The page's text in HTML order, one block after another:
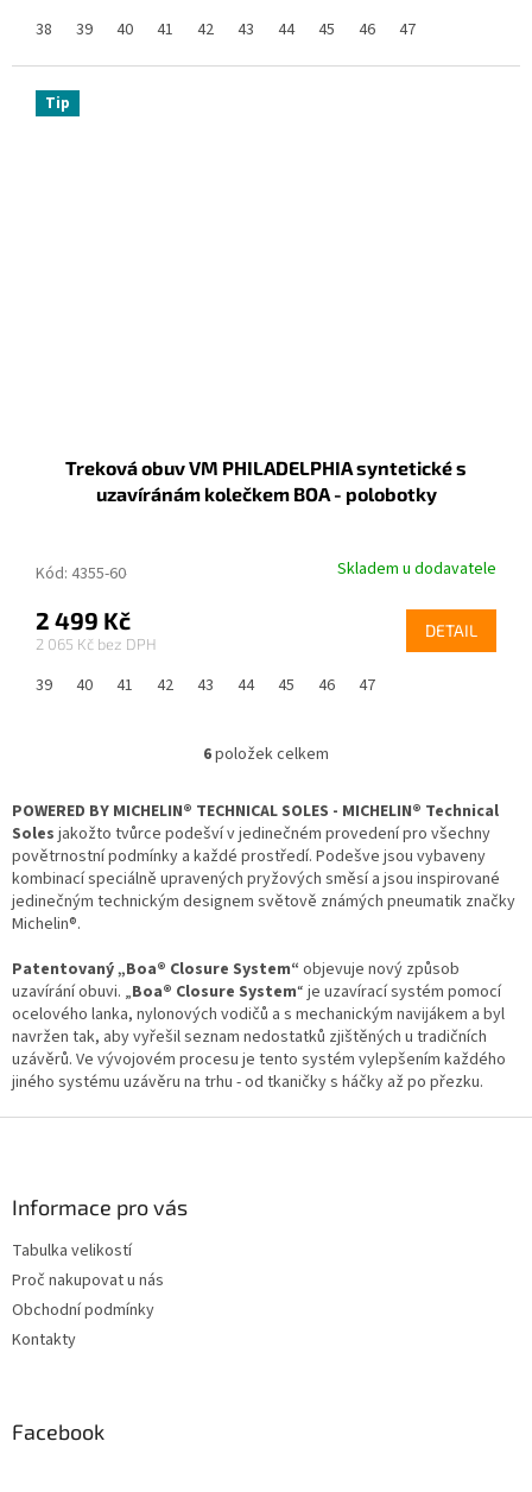
38 39 40 41 42 43 44 45 46 47
Tip
Treková obuv VM PHILADELPHIA syntetické s
uzavíránám kolečkem BOA - polobotky
Kód: 4355-60-39 Skladem u dodavatele
2 499 Kč
2 065 Kč
DETAIL
39 40 41 42 43 44 45 46 47
O
l
á
d
a
c
r
v
k
y
v
ý
i
6položek celkem
POWERED BY MICHELIN® TECHNICAL SOLES - MICHELIN® Technical
Soles jakožto tvůrce podešví v jedinečném provedení pro všechny
povětrnostní podmínky a každé prostředí. Podešve jsou vybaveny
kombinací speciálně upravených pryžových směsí a jsou inspirované
jedinečným technickým designem světově známých pneumatik značky
Michelin®.
Patentovaný „Boa® Closure System“ objevuje nový způsob
uzavírání obuvi. „Boa® Closure System“ je uzavírací systém pomocí
ocelového lanka, nylonových vodičů a s mechanickým navijákem a byl
navržen tak, aby vyřešil seznam nedostatků zjištěných u tradičních
uzávěrů. Ve vývojovém procesu je tento systém vylepšením každého
jiného systému uzávěru na trhu - od tkaničky s háčky až po přezku.
Informace pro vás
Tabulka velikostí
Proč nakupovat u nás
Obchodní podmínky
Kontakty
Facebook